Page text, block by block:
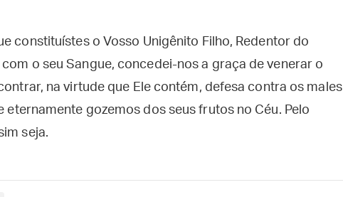
constituístes o Vosso Unigênito Filho, Redentor do
o seu Sangue, concedei-nos a graça de venerar o
na virtude que Ele contém, defesa contra os males
eternamente gozemos dos seus frutos no Céu. Pelo
seja.